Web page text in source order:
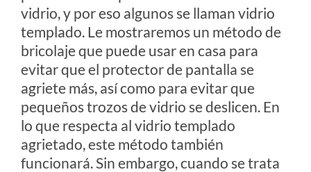
vidrio, y por eso algunos se llaman vidrio
templado. Le mostraremos un método de
bricolaje que puede usar en casa para
evitar que el protector de pantalla se
agriete más, así como para evitar que
pequeños trozos de vidrio se deslicen. En
lo que respecta al vidrio templado
agrietado, este método también
funcionará. Sin embargo, cuando se trata